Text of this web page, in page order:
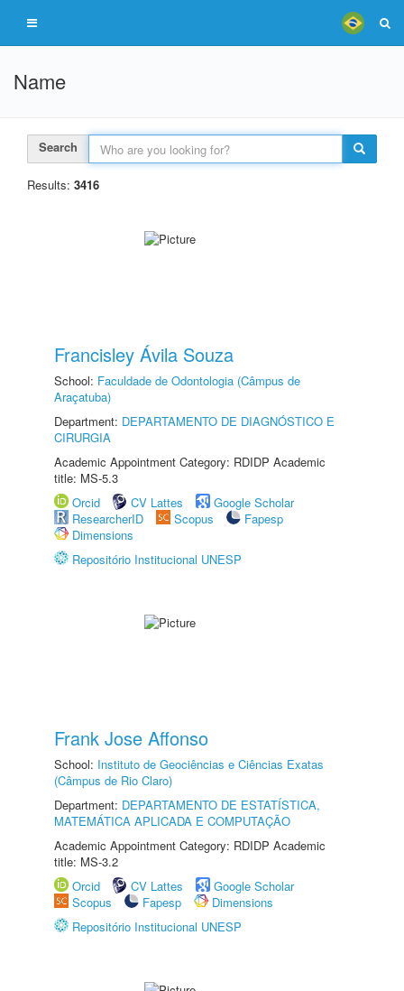
Name
Search
Results: 3416
Francisley Ávila Souza
School: Faculdade de Odontologia (Câmpus de
Araçatuba)
Department: DEPARTAMENTO DE DIAGNÓSTICO E
CIRURGIA
Academic Appointment Category: RDIDP Academic
title: MS-5.3
Orcid
CV Lattes
Google Scholar
ResearcherID
Scopus
Fapesp
Dimensions
Repositório Institucional UNESP
Frank Jose Affonso
School: Instituto de Geociências e Ciências Exatas
(Câmpus de Rio Claro)
Department: DEPARTAMENTO DE ESTATÍSTICA,
MATEMÁTICA APLICADA E COMPUTAÇÃO
Academic Appointment Category: RDIDP Academic
title: MS-3.2
Orcid
CV Lattes
Google Scholar
Scopus
Fapesp
Dimensions
Repositório Institucional UNESP